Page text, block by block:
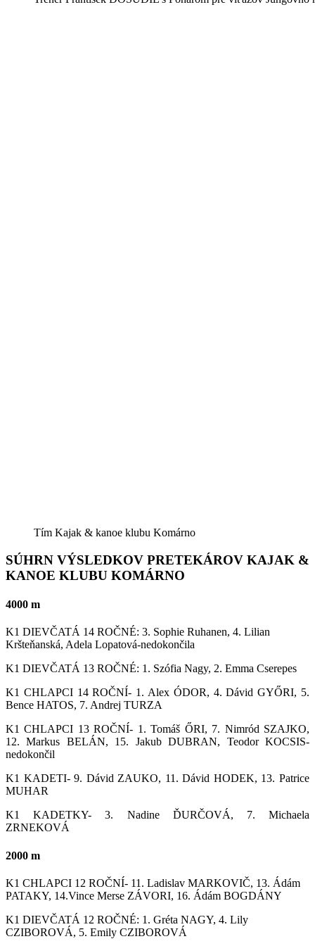
Tím Kajak & kanoe klubu Komárno
SÚHRN VÝSLEDKOV PRETEKÁROV KAJAK &
KANOE KLUBU KOMÁRNO
4000 m
K1 DIEVČATÁ 14 ROČNÉ: 3. Sophie Ruhanen, 4. Lilian
Kršteňanská, Adela Lopatová-nedokončila
K1 DIEVČATÁ 13 ROČNÉ: 1. Szófia Nagy, 2. Emma Cserepes
K1 CHLAPCI 14 ROČNÍ- 1. Alex ÓDOR, 4. Dávid GYŐRI, 5.
Bence HATOS, 7. Andrej TURZA
K1 CHLAPCI 13 ROČNÍ- 1. Tomáš ŐRI, 7. Nimród SZAJKO,
12. Markus BELÁN, 15. Jakub DUBRAN, Teodor KOCSIS-
nedokončil
K1 KADETI- 9. Dávid ZAUKO, 11. Dávid HODEK, 13. Patrice
MUHAR
K1 KADETKY- 3. Nadine ĎURČOVÁ, 7. Michaela
ZRNEKOVÁ
2000 m
K1 CHLAPCI 1 2 ROČNÍ- 11. Ladislav MARKOVIČ, 13. Ádám
PATAKY, 14.Vince Merse ZÁVORI, 16. Ádám BOGDÁNY
K1 DIEVČATÁ 1 2 ROČNÉ: 1. Gréta NAGY, 4. Lily
CZIBOROVÁ, 5. Emily CZIBOROVÁ